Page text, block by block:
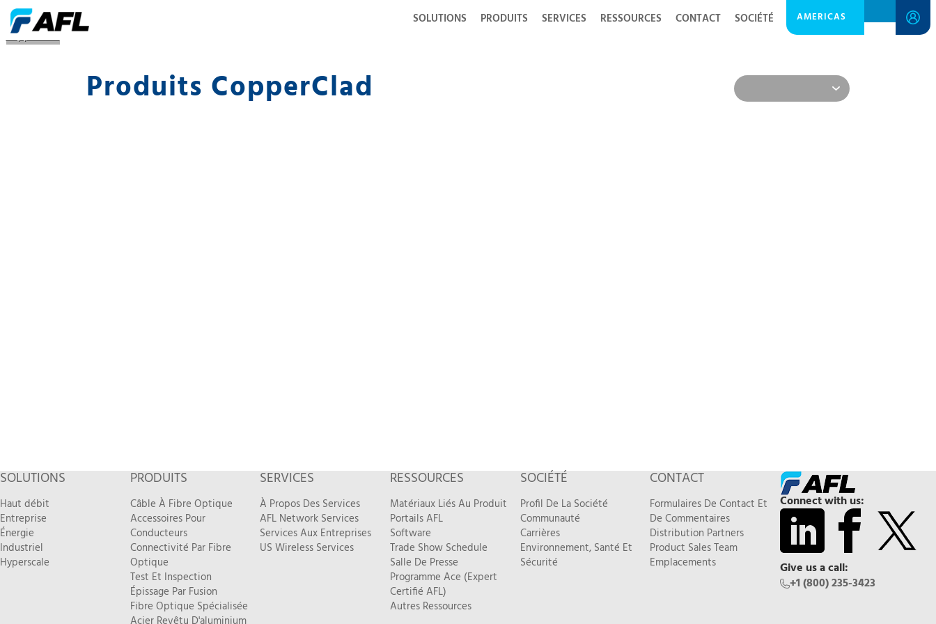
SOLUTIONS PRODUITS SERVICES RESSOURCES CONTACT SOCIÉTÉ AMERICAS
CopperClad
Produits CopperClad
SOLUTIONS
Haut débit
Entreprise
Énergie
Industriel
Hyperscale
PRODUITS
Câble À Fibre Optique
Accessoires Pour
Conducteurs
Connectivité Par Fibre
Optique
Test Et Inspection
Épissage Par Fusion
Fibre Optique Spécialisée
SERVICES
À Propos Des Services
AFL Network Services
Services Aux Entreprises
US Wireless Services
RESSOURCES
Matériaux Liés Au Produit
Portails AFL
Software
Trade Show Schedule
Salle De Presse
Programme Ace (Expert
Certifié AFL)
Autres Ressources
SOCIÉTÉ
Profil De La Société
Communauté
Carrières
Environnement, Santé Et
Sécurité
CONTACT
Formulaires De Contact Et
De Commentaires
Distribution Partners
Product Sales Team
Emplacements
Connect with us:
Give us a call:
+1 (800) 235-3423